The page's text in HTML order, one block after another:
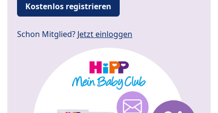
Kostenlos registrieren
Schon Mitglied? Jetzt einloggen